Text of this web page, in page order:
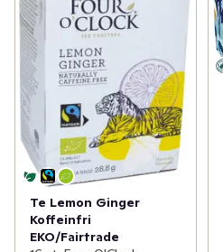
Te Lemon Ginger
Koffeinfri
EKO/Fairtrade